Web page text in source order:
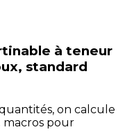
à teneur
standard
on calcule
pour